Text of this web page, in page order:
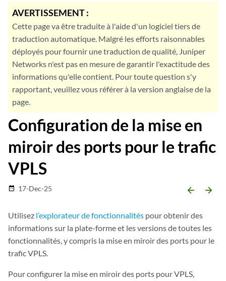
AVERTISSEMENT :
Cette page va être traduite à l'aide d'un logiciel tiers de
traduction automatique. Malgré les efforts raisonnables
déployés pour fournir une traduction de qualité, Juniper
Networks n'est pas en mesure de garantir l'exactitude des
informations qu'elle contient. Pour toute question s'y
rapportant, veuillez vous référer à la version anglaise de la
page.
Configuration de la mise en
miroir des ports pour le trafic
VPLS
date_range 17-Dec-25 arrow_backward arrow_forward
Utilisez l’explorateur de fonctionnalités pour obtenir des
informations sur la plate-forme et les versions de toutes les
fonctionnalités, y compris la mise en miroir des ports pour le
trafic VPLS.
Pour configurer la mise en miroir des ports pour VPLS,